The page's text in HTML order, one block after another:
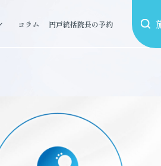
コラム 円戸統括院長の予約